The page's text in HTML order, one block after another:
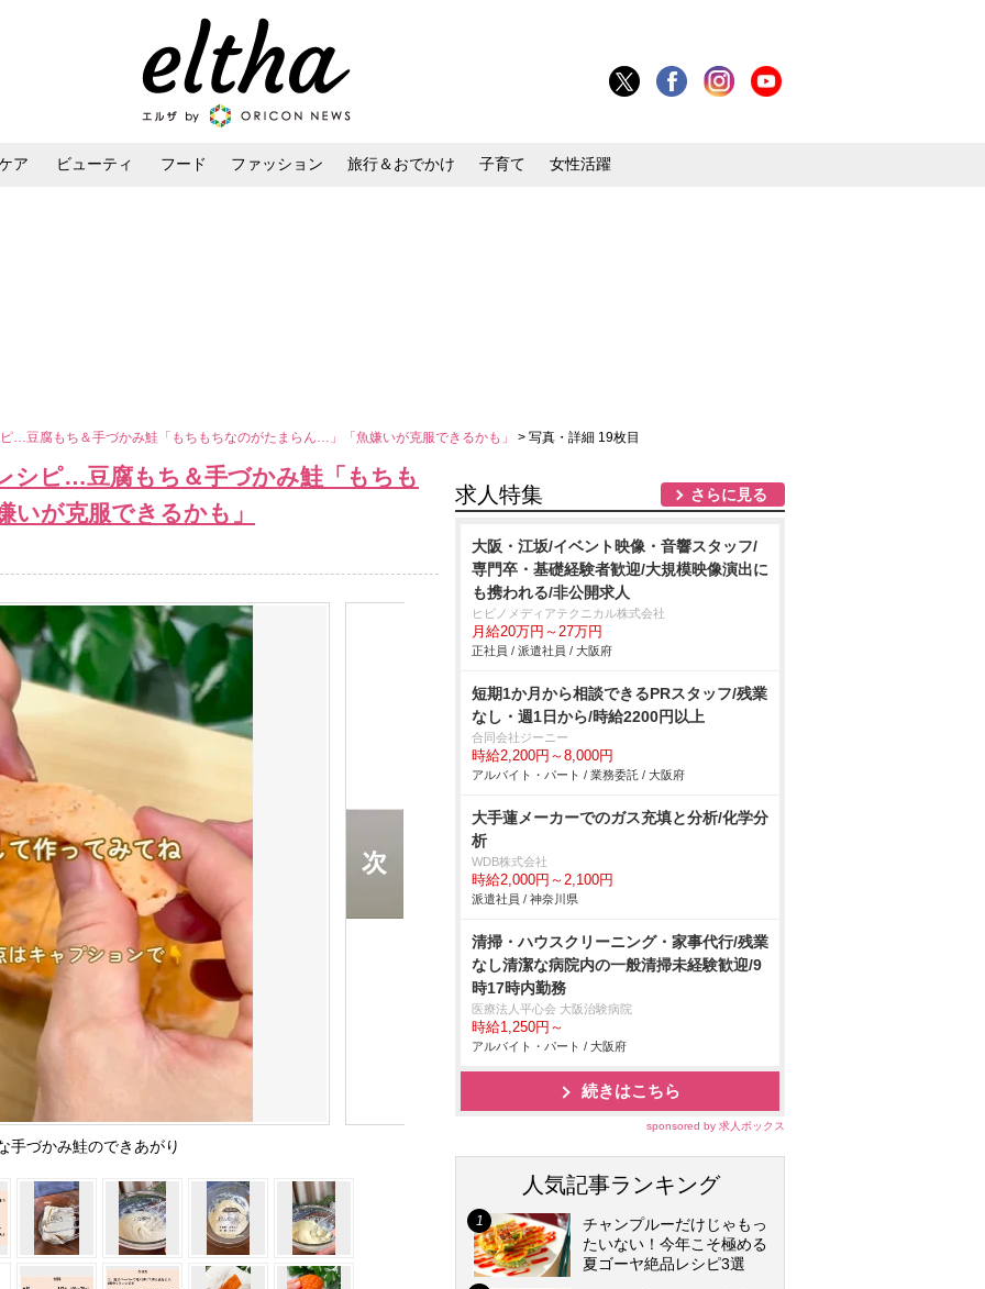
ア ビューティ フード ファッション 旅行＆おでかけ 子育て 女性活躍
…豆腐もち＆手づかみ鮭「もちもちなのがたまらん…」「魚嫌いが克服できるかも」 > 写真・詳細 19枚目
シピ…豆腐もち＆手づかみ鮭「もちも
が克服できるかも」
手づかみ鮭のできあがり
求人特集 さらに見る
大阪・江坂/イベント映像・音響スタッフ/
専門卒・基礎経験者歓迎/大規模映像演出に
も携われる/非公開求人
ヒビノメディアテクニカル株式会社
月給20万円～27万円
正社員 / 派遣社員 / 大阪府
短期1か月から相談できるPRスタッフ/残業
なし・週1日から/時給2200円以上
合同会社ジーニー
時給2,200円～8,000円
アルバイト・パート / 業務委託 / 大阪府
大手蓮メーカーでのガス充填と分析/化学分
析
WDB株式会社
時給2,000円～2,100円
派遣社員 / 神奈川県
清掃・ハウスクリーニング・家事代行/残業
なし清潔な病院内の一般清掃未経験歓迎/9
時17時内勤務
医療法人平心会 大阪治験病院
時給1,250円～
アルバイト・パート / 大阪府
続きはこちら
sponsored by 求人ボックス
人気記事ランキング
チャンプルーだけじゃもっ
たいない！今年こそ極める
夏ゴーヤ絶品レシピ3選